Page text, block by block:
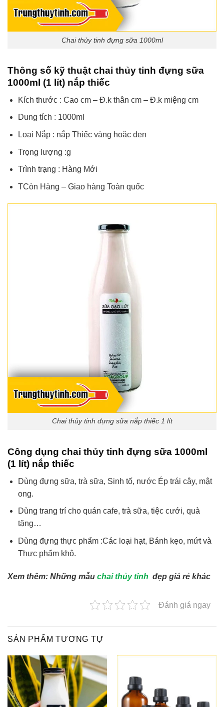
Chai thủy tinh đựng sữa 1000ml
Thông số kỹ thuật chai thủy tinh đựng sữa
1000ml (1 lít) nắp thiếc
Kích thước : Cao cm – Đ.k thân cm – Đ.k miệng cm
Dung tích : 1000ml
Loại Nắp : nắp Thiếc vàng hoặc đen
Trọng lượng :g
Trình trạng : Hàng Mới
TCòn Hàng – Giao hàng Toàn quốc
Chai thủy tinh đựng sữa nắp thiếc 1 lít
Công dụng chai thủy tinh đựng sữa 1000ml
(1 lít) nắp thiếc
Dùng đựng sữa, trà sữa, Sinh tố, nước Ép trái cây, mật
ong.
Dùng trang trí cho quán cafe, trà sữa, tiệc cưới, quà
tặng…
Dùng đựng thực phẩm :Các loại hạt, Bánh kẹo, mứt và
Thực phẩm khô.
Xem thêm: Những mẫu chai thủy tinh đẹp giá rẻ khác
Đánh giá ngay
SẢN PHẨM TƯƠNG TỰ